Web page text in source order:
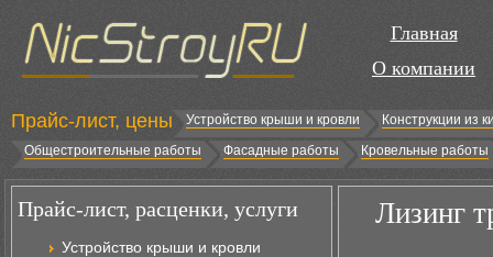
Главная
О компании
Прайс-лист, цены Устройство крыши и кровли
Конструкции из
Общестроительные работы
Фасадные работы Кровельные работы
Прайс-лист, расценки, услуги
Устройство крыши и кровли
Лизинг